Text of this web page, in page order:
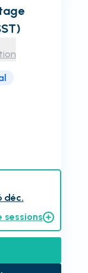
déc.
sessions